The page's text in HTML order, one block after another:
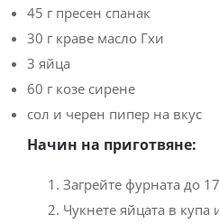
45 г пресен спанак
30 г краве масло Гхи
3 яйца
60 г козе сирене
сол и черен пипер на вкус
Начин на приготвяне:
Загрейте фурната до
Чукнете яйцата в купа